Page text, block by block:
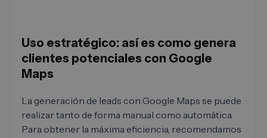
Uso estratégico: así es como genera
clientes potenciales con Google
Maps
La generación de leads con Google Maps se puede
realizar tanto de forma manual como automática.
Para obtener la máxima eficiencia, recomendamos